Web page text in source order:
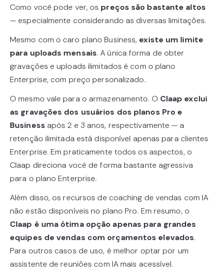
Como você pode ver, os preços são bastante altos
— especialmente considerando as diversas limitações.
Mesmo com o caro plano Business, existe um limite
para uploads mensais. A única forma de obter
gravações e uploads ilimitados é com o plano
Enterprise, com preço personalizado.
O mesmo vale para o armazenamento. O Claap exclui
as gravações dos usuários dos planos Pro e
Business após 2 e 3 anos, respectivamente — a
retenção ilimitada está disponível apenas para clientes
Enterprise. Em praticamente todos os aspectos, o
Claap direciona você de forma bastante agressiva
para o plano Enterprise.
Além disso, os recursos de coaching de vendas com IA
não estão disponíveis no plano Pro. Em resumo, o
Claap é uma ótima opção apenas para grandes
equipes de vendas com orçamentos elevados.
Para outros casos de uso, é melhor optar por um
assistente de reuniões com IA mais acessível.